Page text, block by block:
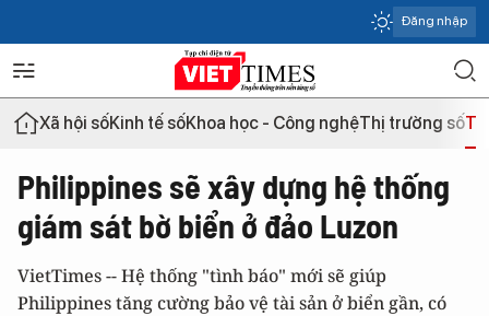
Đăng nhập
Xã hội sốKinh tế sốKhoa học - Công nghệThị trường số
Philippines sẽ xây dựng hệ thống
giám sát bờ biển ở đảo Luzon
VietTimes -- Hệ thống "tình báo" mới sẽ giúp
Philippines tăng cường bảo vệ tài sản ở biển gần, có